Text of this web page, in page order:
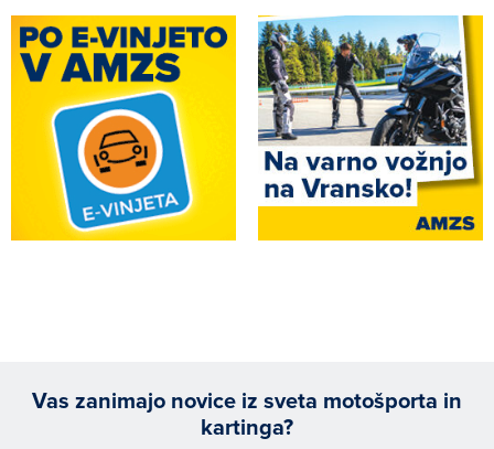
Vas zanimajo novice iz sveta motošporta in
kartinga?